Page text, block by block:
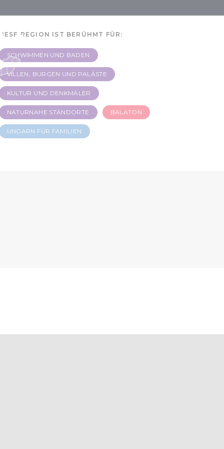
-REGION IST BERÜHMT FÜR:
SCHWIMMEN UND BADEN
VILLEN, BURGEN UND PALÄSTE
KULTUR UND DENKMÄLER
NATURNAHE STANDORTE BALATON
UNGARN FÜR FAMILIEN